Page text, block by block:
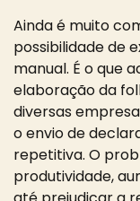
Ainda é muito
possibilidade de
manual. É o que
elaboração da
diversas
o envio de
repetitiva. O
produtividade,